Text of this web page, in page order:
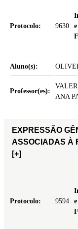
Protocolo: 9630
e
Aluno(s):
Professor(es):
ANA
EXPRESSÃO
ASSOCIADAS À
[+]
Protocolo: 9594
e